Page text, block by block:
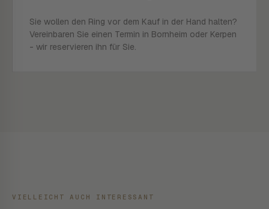
Sie wollen den Ring vor dem Kauf in der Hand halten?
Vereinbaren Sie einen Termin in Bornheim oder Kerpen
- wir reservieren ihn für Sie.
VIELLEICHT AUCH INTERESSANT